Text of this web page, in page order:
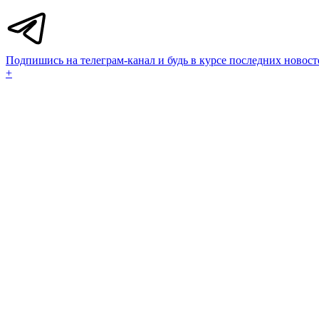
Подпишись на телеграм-канал и будь в курсе последних
+